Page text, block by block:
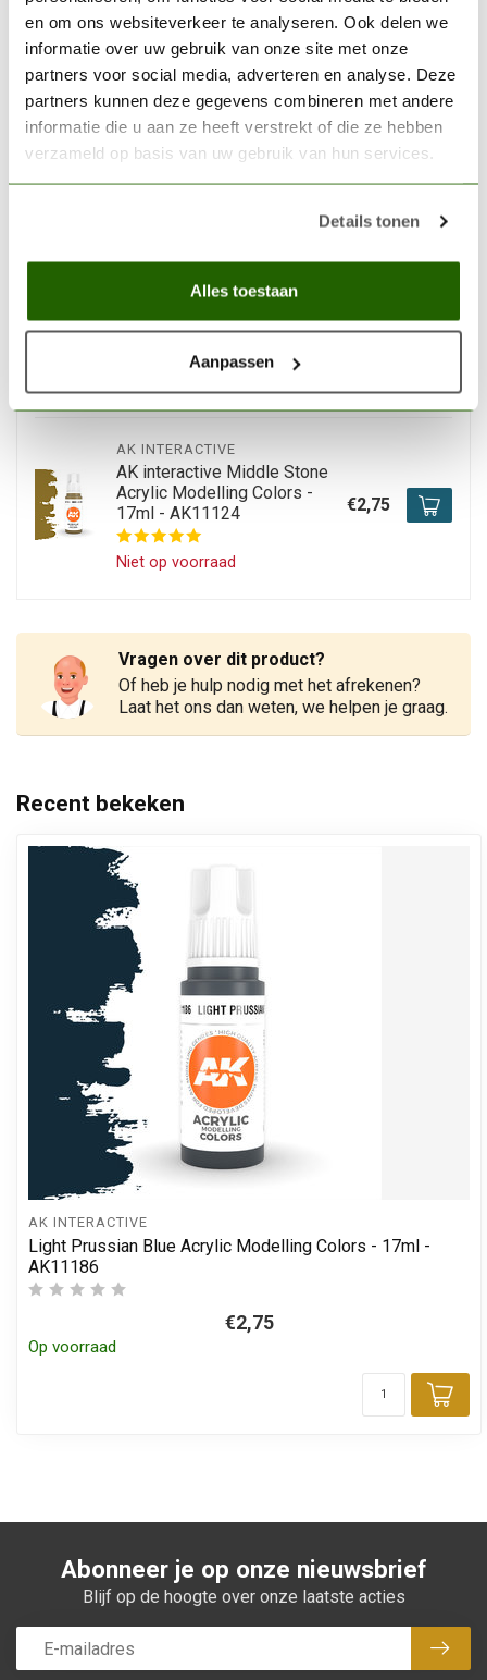
en om ons websiteverkeer te analyseren. Ook delen we
informatie over uw gebruik van onze site met onze
partners voor social media, adverteren en analyse. Deze
partners kunnen deze gegevens combineren met andere
informatie die u aan ze heeft verstrekt of die ze hebben
verzameld op basis van uw gebruik van hun services.
Details tonen
Alles toestaan
Aanpassen
Op voorraad
AK INTERACTIVE
AK interactive Dark Blue
Grey Acrylic Modelling
Colors - 17ml - AK11164
€2,75
AK interactive Emerald
Acrylic Modelling Colors -
17ml - AK11144
Niet op voorraad
€2,75
AK INTERACTIVE
AK interactive Middle Stone
Acrylic Modelling Colors -
17ml - AK11124
Niet op voorraad
€2,75
Vragen over dit product?
Of heb je hulp nodig met het afrekenen?
Laat het ons dan weten, we helpen je graag.
Recent bekeken
AK INTERACTIVE
Light Prussian Blue Acrylic Modelling Colors - 17ml -
AK11186
€2,75
Op voorraad
Abonneer je op onze nieuwsbrief
Blijf op de hoogte over onze laatste acties